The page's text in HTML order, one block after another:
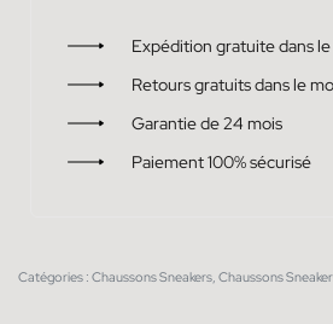
Expédition gratuite dans
Retours gratuits dans le
Garantie de 24 mois
Paiement 100% sécurisé
Catégories : Chaussons Sneakers, Chaussons